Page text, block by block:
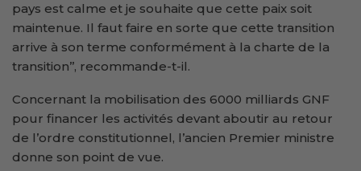
pays est calme et je souhaite que cette paix soit
maintenue. Il faut faire en sorte que cette transition
arrive à son terme conformément à la charte de la
transition’’, recommande-t-il.
Concernant la mobilisation des 6000 milliards GNF
pour financer les activités devant aboutir au retour
de l’ordre constitutionnel, l’ancien Premier ministre
donne son point de vue.